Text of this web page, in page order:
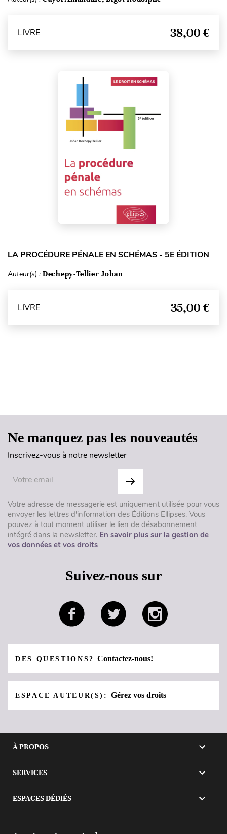
LIVRE 38,00 €
LA PROCÉDURE PÉNALE EN SCHÉMAS - 5E ÉDITION
Auteur(s) : Dechepy-Tellier Johan
LIVRE 35,00 €
Ne manquez pas les nouveautés
Inscrivez-vous à notre newsletter
Votre adresse de messagerie est uniquement utilisée pour vous
envoyer les lettres d'information des Éditions Ellipses. Vous
pouvez à tout moment utiliser le lien de désabonnement
intégré dans la newsletter. En savoir plus sur la gestion de
vos données et vos droits
Suivez-nous sur
DES QUESTIONS?Contactez-nous!
ESPACE AUTEUR(S):Gérez vos droits
À PROPOS 
SERVICES 
ESPACES DÉDIÉS 